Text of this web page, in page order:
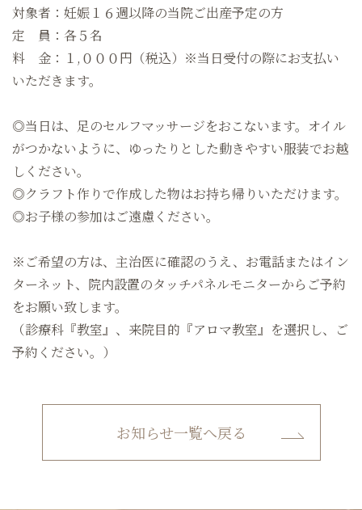
対象者：妊娠１６週以降の当院ご出産予定の方
定 員：各５名
料 金：１,０００円（税込） ※当日受付の際にお支払い
いただきます。
◎当日は、足のセルフマッサージをおこないます。オイル
がつかないように、ゆったりとした動きやすい服装でお越
しください。
◎クラフト作りで作成した物はお持ち帰りいただけます。
◎お子様の参加はご遠慮ください。
※ご希望の方は、主治医に確認のうえ、お電話またはイン
ターネット、院内設置のタッチパネルモニターからご予約
をお願い致します。
（診療科『教室』、来院目的『アロマ教室』を選択し、ご
予約ください。）
お知らせ一覧へ戻る